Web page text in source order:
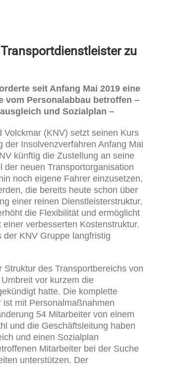
zu
seit Anfang Mai 2019 eine
vom Personalabbau betroffen –
und Sozialplan –
(KNV) setzt seinen Kurs
Insolvenzverfahren Anfang Mai
künftig die Zustellung an seine
neuen Transportorganisation
noch eigene Fahrer einzusetzen,
die bereits heute schon über
einer reinen Dienstleisterstruktur,
die Flexibilität und ermöglicht
verbesserten Kostenstruktur.
KNV Gruppe langfristig
des Transportbereichs von
vor kurzem die
hatte. Die komplette
mit Personalmaßnahmen
54 Mitarbeiter von einem
und die Geschäftsleitung haben
und einen Sozialplan
Mitarbeiter bei der Suche
unterstützen. Der